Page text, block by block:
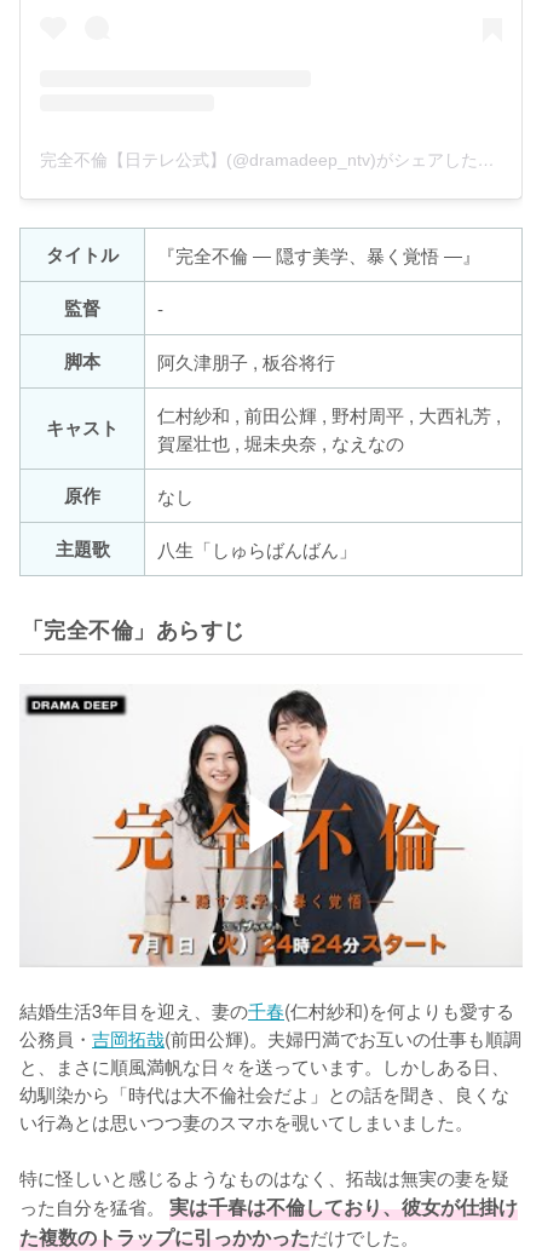
完全不倫【日テレ公式】(@dramadeep_ntv)がシェアした投稿
タイトル
『完全不倫 ― 隠す美学、暴く覚悟 ―』
監督
-
脚本
阿久津朋子 , 板谷将行
キャスト
仁村紗和 , 前田公輝 , 野村周平 , 大西礼芳 ,
賀屋壮也 , 堀未央奈 , なえなの
原作
なし
主題歌
八生「しゅらばんばん」
「完全不倫」あらすじ
結婚生活3年目を迎え、妻の千春(仁村紗和)を何よりも愛する
公務員・ 吉岡拓哉(前田公輝)。夫婦円満でお互いの仕事も順調
と、まさに順風満帆な日々を送っています。しかしある日、
幼馴染から「時代は大不倫社会だよ」との話を聞き、良くな
い行為とは思いつつ妻のスマホを覗いてしまいました。
特に怪しいと感じるようなものはなく、拓哉は無実の妻を疑
った自分を猛省。 実は千春は不倫しており、彼女が仕掛け
た複数のトラップに引っかかっただけでした。